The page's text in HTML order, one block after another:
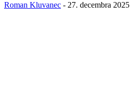
Roman Kluvanec - 27. decembra 2025